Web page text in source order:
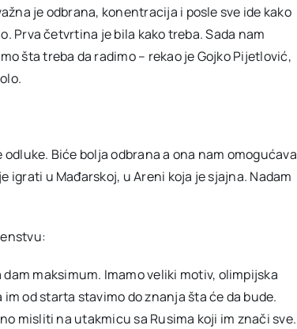
je odbrana, konentracija i posle sve ide kako
Prva četvrtina je bila kako treba. Sada nam
šta treba da radimo – rekao je Gojko Pijetlović,
Biće bolja odbrana a ona nam omogućava
igrati u Mađarskoj, u Areni koja je sjajna. Nadam
maksimum. Imamo veliki motiv, olimpijska
od starta stavimo do znanja šta će da bude.
misliti na utakmicu sa Rusima koji im znači sve.